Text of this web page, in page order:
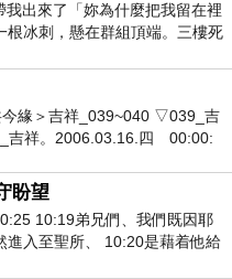
出來了「妳為什麼把我留在裡
根冰刺，懸在群組頂端。三樓死
那個人確實站在
緣＞吉祥_039~040 ▽039_吉
祥。2006.03.16.四 00:00:
盼望
10:19弟兄們、我們既因耶
進入至聖所、 10:20是藉着他給
活的路從幔子經過